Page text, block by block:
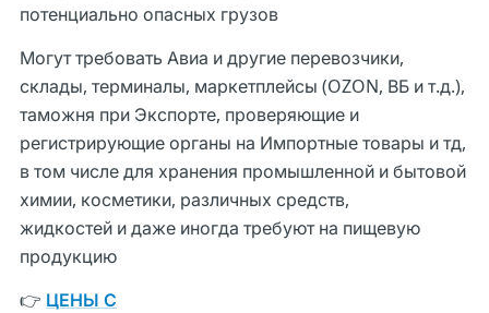
потенциально опасных грузов
Могут требовать Авиа и другие перевозчики,
склады, терминалы, маркетплейсы (OZON, ВБ и т.д.),
таможня при Экспорте, проверяющие и
регистрирующие органы на Импортные товары и тд,
в том числе для хранения промышленной и бытовой
химии, косметики, различных средств,
жидкостей и даже иногда требуют на пищевую
продукцию
👉 ЦЕНЫ С